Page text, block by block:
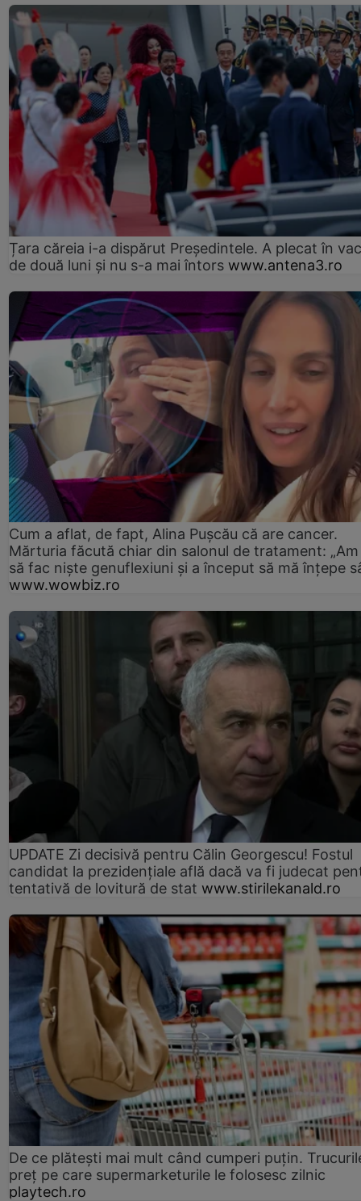
Țara căreia i-a dispărut Președintele. A plecat în
de două luni și nu s-a mai întors www.antena3.ro
Cum a aflat, de fapt, Alina Pușcău că are cancer.
Mărturia făcută chiar din salonul de tratament:
să fac niște genuflexiuni și a început să mă înțepe
www.wowbiz.ro
UPDATE Zi decisivă pentru Călin Georgescu! Fostul
candidat la prezidențiale află dacă va fi judecat
tentativă de lovitură de stat www.stirilekanald.ro
De ce plătești mai mult când cumperi puțin.
preț pe care supermarketurile le folosesc zilnic
playtech.ro